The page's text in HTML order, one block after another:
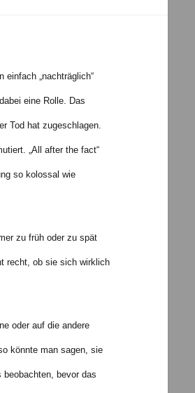
einfach „nachträglich“
eine Rolle. Das
Tod hat zugeschlagen.
„All after the fact“
so kolossal wie
zu früh oder zu spät
recht, ob sie sich wirklich
oder auf die andere
könnte man sagen, sie
beobachten, bevor das